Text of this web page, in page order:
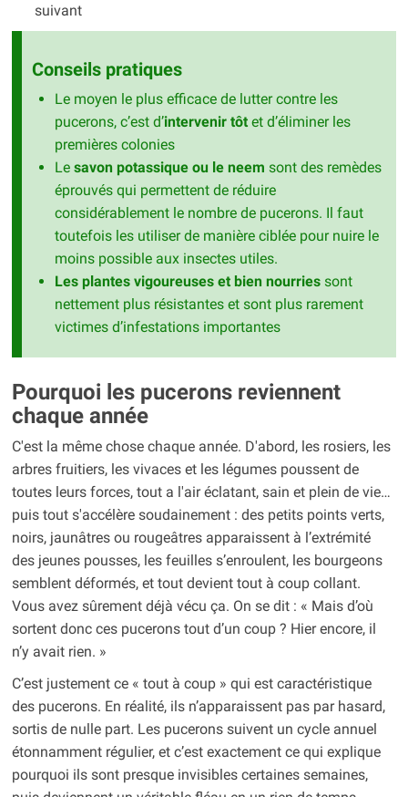
suivant
Conseils pratiques
Le moyen le plus efficace de lutter contre les
pucerons, c’est d’intervenir tôtet d’éliminer les
premières colonies
Lesavon potassique ou le neem sont des remèdes
éprouvés qui permettent de réduire
considérablement le nombre de pucerons. Il faut
toutefois les utiliser de manière ciblée pour nuire le
moins possible aux insectes utiles.
Les plantes vigoureuses et bien nourries sont
nettement plus résistantes et sont plus rarement
victimes d’infestations importantes
Pourquoi les pucerons reviennent
chaque année
C'est la même chose chaque année. D'abord, les rosiers, les
arbres fruitiers, les vivaces et les légumes poussent de
toutes leurs forces, tout a l'air éclatant, sain et plein de vie…
puis tout s'accélère soudainement : des petits points verts,
noirs, jaunâtres ou rougeâtres apparaissent à l’extrémité
des jeunes pousses, les feuilles s’enroulent, les bourgeons
semblent déformés, et tout devient tout à coup collant.
Vous avez sûrement déjà vécu ça. On se dit : « Mais d’où
sortent donc ces pucerons tout d’un coup ? Hier encore, il
n’y avait rien. »
C’est justement ce « tout à coup » qui est caractéristique
des pucerons. En réalité, ils n’apparaissent pas par hasard,
sortis de nulle part. Les pucerons suivent un cycle annuel
étonnamment régulier, et c’est exactement ce qui explique
pourquoi ils sont presque invisibles certaines semaines,